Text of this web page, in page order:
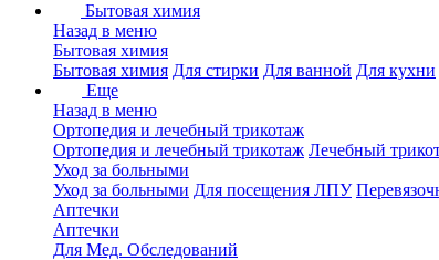
Бытовая химия
Назад в меню
Бытовая химия
Бытовая химия Для стирки Для ванной Для кухни
Еще
Назад в меню
Ортопедия и лечебный трикотаж
Ортопедия и лечебный трикотаж Лечебный
Уход за больными
Уход за больными Для посещения ЛПУ
Аптечки
Аптечки
Для Мед. Обследований